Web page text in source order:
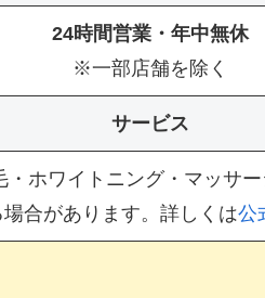
24時間営業・年中無休
※一部店舗を除く
サービス
・ホワイトニング・マッサ
合があります。詳しくは公